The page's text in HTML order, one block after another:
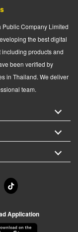
Company Limited
the best digital
products and
been verified by
in Thailand. We deliver
team.
Application